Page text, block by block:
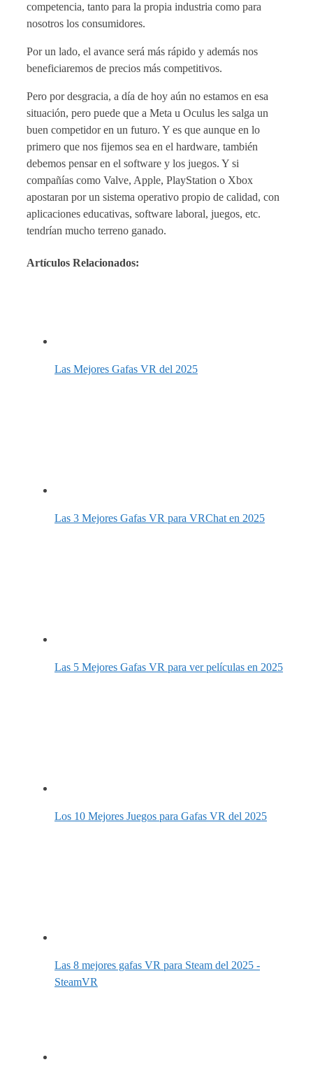
competencia, tanto para la propia industria como para
nosotros los consumidores.
Por un lado, el avance será más rápido y además nos
beneficiaremos de precios más competitivos.
Pero por desgracia, a día de hoy aún no estamos en esa
situación, pero puede que a Meta u Oculus les salga un
buen competidor en un futuro. Y es que aunque en lo
primero que nos fijemos sea en el hardware, también
debemos pensar en el software y los juegos. Y si
compañías como Valve, Apple, PlayStation o Xbox
apostaran por un sistema operativo propio de calidad, con
aplicaciones educativas, software laboral, juegos, etc.
tendrían mucho terreno ganado.
Artículos Relacionados:
Las Mejores Gafas VR del 2025
Las 3 Mejores Gafas VR para VRChat en 2025
Las 5 Mejores Gafas VR para ver películas en 2025
Los 10 Mejores Juegos para Gafas VR del 2025
Las 8 mejores gafas VR para Steam del 2025 -
SteamVR